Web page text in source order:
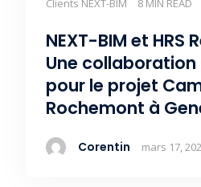
Clients NEXT-BIM 8 MIN READ
NEXT-BIM et HRS
Une collaboration
pour le projet
Rochemont à
Corentin mars 17,